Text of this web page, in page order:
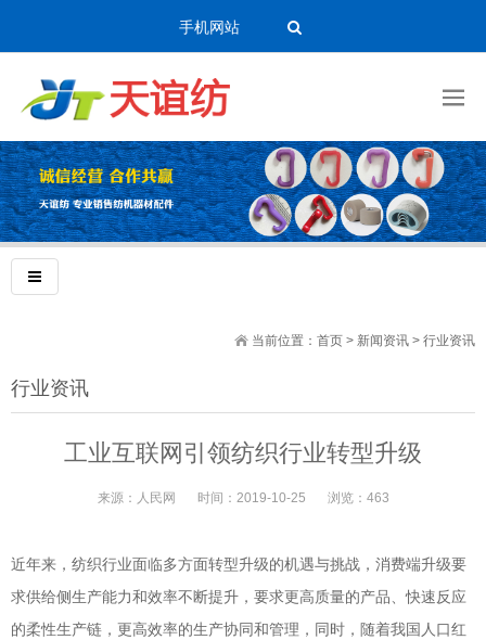
手机网站
当前位置： 首页 > 新闻资讯 > 行业资讯
行业资讯
工业互联网引领纺织行业转型升级
来源： 人民网 时间： 2019-10-25 浏览： 463
近年来，纺织行业面临多方面转型升级的机遇与挑战，消费端升级要
求供给侧生产能力和效率不断提升，要求更高质量的产品、快速反应
的柔性生产链，更高效率的生产协同和管理，同时，随着我国人口红